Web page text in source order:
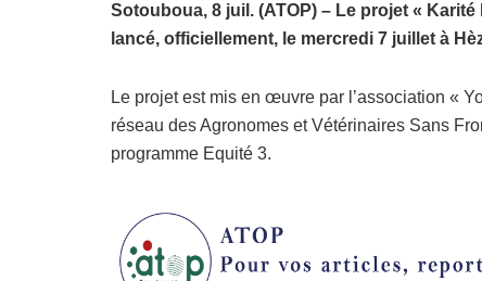
Sotouboua, 8 juil. (ATOP) – Le projet «
lancé, officiellement, le mercredi 7 juillet à
Le projet est mis en œuvre par l’association «
réseau des Agronomes et Vétérinaires Sans
programme Equité 3.